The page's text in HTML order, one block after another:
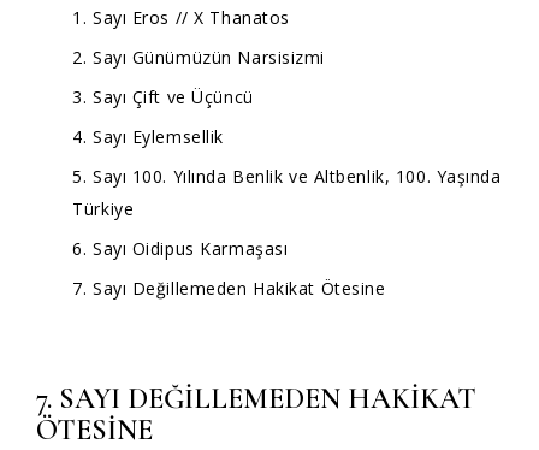
1. Sayı Eros // X Thanatos
2. Sayı Günümüzün Narsisizmi
3. Sayı Çift ve Üçüncü
4. Sayı Eylemsellik
5. Sayı 100. Yılında Benlik ve Altbenlik, 100. Yaşında
Türkiye
6. Sayı Oidipus Karmaşası
7. Sayı Değillemeden Hakikat Ötesine
7. SAYI DEĞİLLEMEDEN HAKİKAT
ÖTESİNE